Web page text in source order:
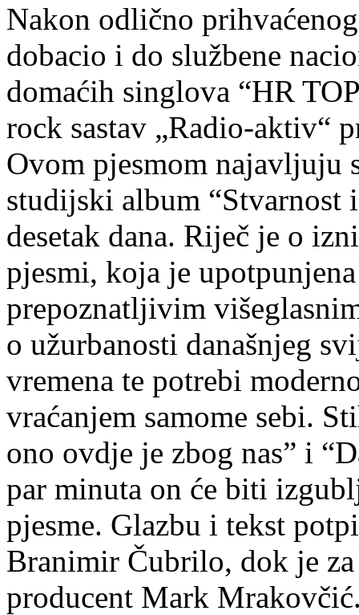
Nakon odlično
dobacio i do službene
domaćih singlova “HR
rock sastav „Radio-aktiv“
Ovom pjesmom najavljuju
studijski album “Stvarnost
desetak dana. Riječ je o
pjesmi, koja je
prepoznatljivim
o užurbanosti današnjeg
vremena te potrebi
vraćanjem samome sebi.
ono ovdje je zbog nas” i
par minuta on će biti
pjesme. Glazbu i tekst
Branimir Čubrilo, dok je
producent Mark